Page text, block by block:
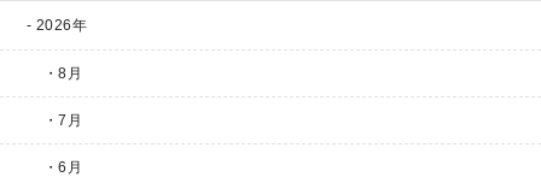
2026年
・8月
・7月
・6月